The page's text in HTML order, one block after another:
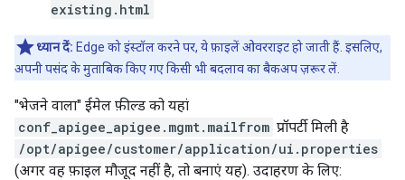
existing.html
ध्यान दें: Edge को इंस्टॉल करने पर, ये फ़ाइलें ओवरराइट हो जाती हैं. इसलिए,
अपनी पसंद के मुताबिक किए गए किसी भी बदलाव का बैकअप ज़रूर लें.
"भेजने वाला" ईमेल फ़ील्ड को यहां
conf_apigee_apigee.mgmt.mailfrom प्रॉपर्टी मिली है
/opt/apigee/customer/application/ui.properties
(अगर वह फ़ाइल मौजूद नहीं है, तो बनाएं यह). उदाहरण के लिए: